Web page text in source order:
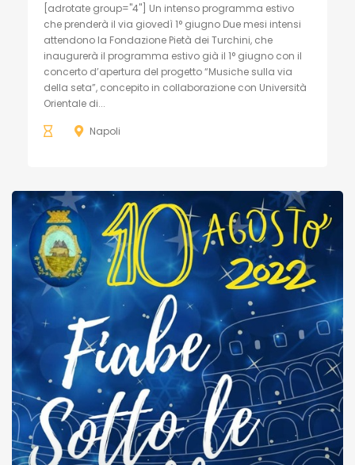
[adrotate group="4"] Un intenso programma estivo
che prenderà il via giovedì 1° giugno Due mesi intensi
attendono la Fondazione Pietà dei Turchini, che
inaugurerà il programma estivo già il 1° giugno con il
concerto d’apertura del progetto “Musiche sulla via
della seta”, concepito in collaborazione con Università
Orientale di...
Napoli